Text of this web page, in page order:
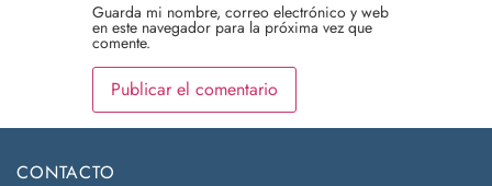
Guarda mi nombre, correo electrónico y web
en este navegador para la próxima vez que
comente.
CONTACTO